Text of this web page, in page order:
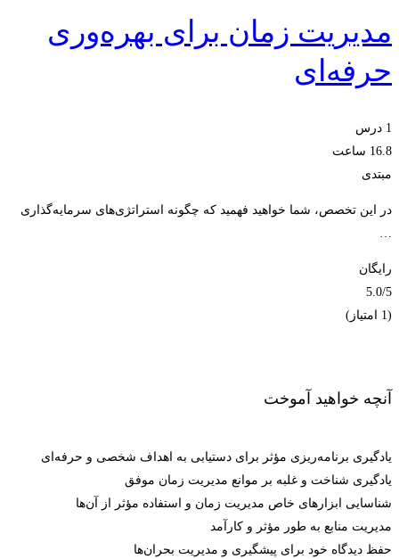
مدیریت زمان برای بهره‌وری
حرفه‌ای
1 درس‌
16.8 ساعت
مبتدی
در این تخصص، شما خواهید فهمید که چگونه استراتژی‌های سرمایه‌گذاری
رایگان
5.0/5
(1 امتیاز)
آنچه خواهید آموخت
یادگیری برنامه‌ریزی مؤثر برای دستیابی به اهداف شخصی و حرفه‌ای
یادگیری شناخت و غلبه بر موانع مدیریت زمان موفق
شناسایی ابزارهای خاص مدیریت زمان و استفاده مؤثر از آن‌ها
مدیریت منابع به طور مؤثر و کارآمد
حفظ دیدگاه خود برای پیشگیری و مدیریت بحران‌ها